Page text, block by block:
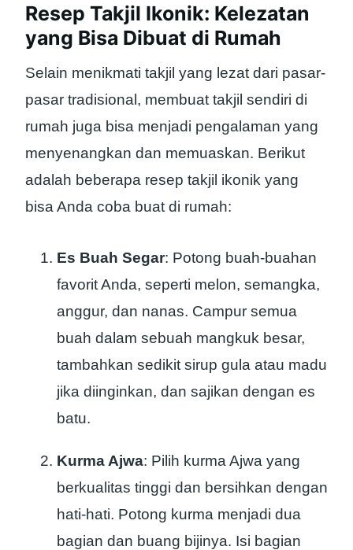
Resep Takjil Ikonik: Kelezatan
yang Bisa Dibuat di Rumah
Selain menikmati takjil yang lezat dari pasar-
pasar tradisional, membuat takjil sendiri di
rumah juga bisa menjadi pengalaman yang
menyenangkan dan memuaskan. Berikut
adalah beberapa resep takjil ikonik yang
bisa Anda coba buat di rumah:
Es Buah Segar: Potong buah-buahan
favorit Anda, seperti melon, semangka,
anggur, dan nanas. Campur semua
buah dalam sebuah mangkuk besar,
tambahkan sedikit sirup gula atau madu
jika diinginkan, dan sajikan dengan es
batu.
Kurma Ajwa: Pilih kurma Ajwa yang
berkualitas tinggi dan bersihkan dengan
hati-hati. Potong kurma menjadi dua
bagian dan buang bijinya. Isi bagian